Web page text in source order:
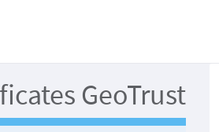
GeoTrust